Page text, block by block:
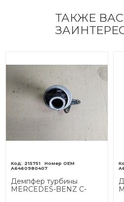
ТАКЖЕ
215751
A6460980407
Демпфер турбины
MERCEDES-BENZ C-